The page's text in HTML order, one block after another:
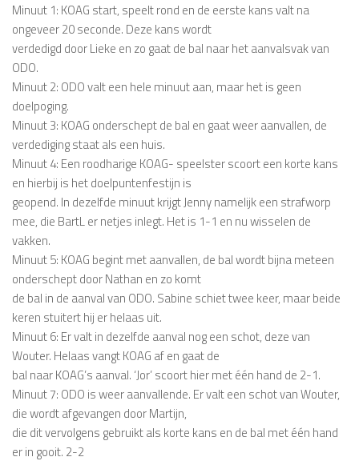
Minuut 1: KOAG start, speelt rond en de eerste kans valt na
ongeveer 20 seconde. Deze kans wordt
verdedigd door Lieke en zo gaat de bal naar het aanvalsvak van
ODO.
Minuut 2: ODO valt een hele minuut aan, maar het is geen
doelpoging.
Minuut 3: KOAG onderschept de bal en gaat weer aanvallen, de
verdediging staat als een huis.
Minuut 4: Een roodharige KOAG- speelster scoort een korte kans
en hierbij is het doelpuntenfestijn is
geopend. In dezelfde minuut krijgt Jenny namelijk een strafworp
mee, die BartL er netjes inlegt. Het is 1-1 en nu wisselen de
vakken.
Minuut 5: KOAG begint met aanvallen, de bal wordt bijna meteen
onderschept door Nathan en zo komt
de bal in de aanval van ODO. Sabine schiet twee keer, maar beide
keren stuitert hij er helaas uit.
Minuut 6: Er valt in dezelfde aanval nog een schot, deze van
Wouter. Helaas vangt KOAG af en gaat de
bal naar KOAG’s aanval. ‘Jor’ scoort hier met één hand de 2-1.
Minuut 7: ODO is weer aanvallende. Er valt een schot van Wouter,
die wordt afgevangen door Martijn,
die dit vervolgens gebruikt als korte kans en de bal met één hand
er in gooit. 2-2